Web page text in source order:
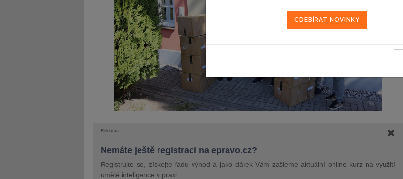
Reklama
Nemáte ještě registraci na epravo.cz?
Registrujte se, získejte řadu výhod a jako dárek Vám zašleme aktuální online kurz na využití
umělé inteligence v praxi.